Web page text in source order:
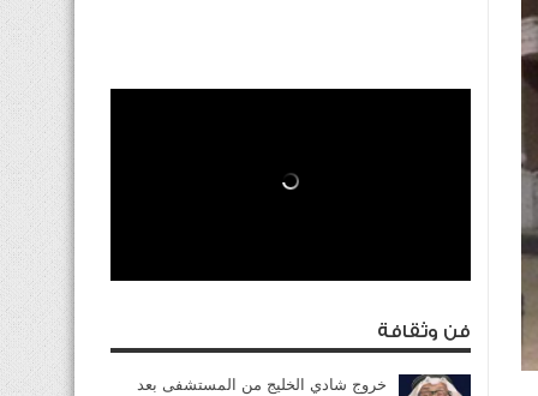
فن وثقافة
خروج شادي الخليج من المستشفى بعد